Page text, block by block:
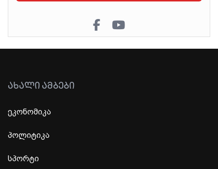
ᲐᲮᲐᲚᲘ ᲐᲛᲑᲔᲑᲘ
ეკონომიკა
პოლიტიკა
სპორტი